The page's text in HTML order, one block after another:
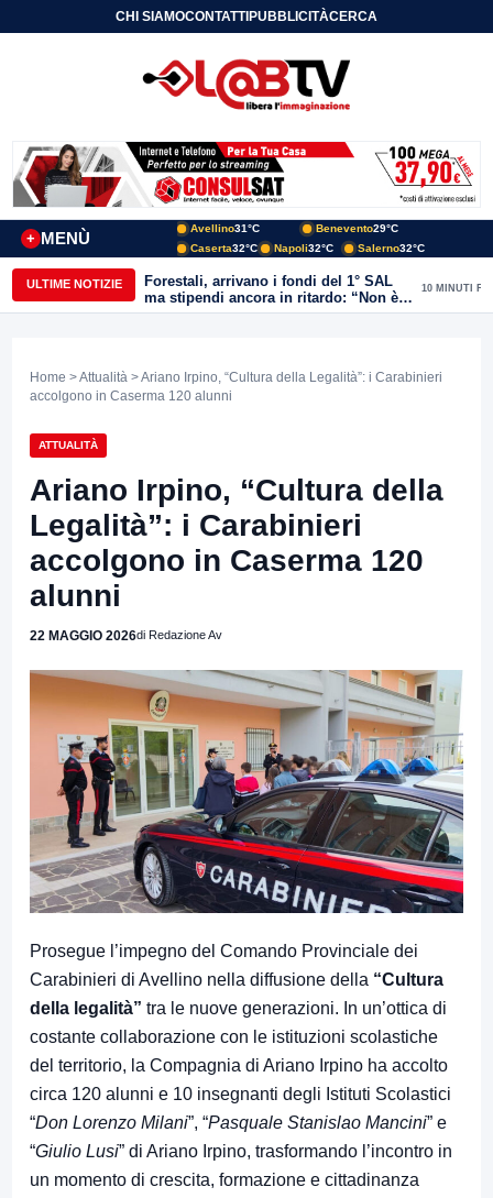
CHI SIAMOCONTATTIPUBBLICITÀCERCA
MENÙ
+
Avellino31°C Benevento29°C
Caserta32°C Napoli32°C Salerno32°C
ULTIME NOTIZIE
Forestali, arrivano i fondi del 1° SAL
ma stipendi ancora in ritardo: “Non è
più sostenibile”
10 MINUTI FA
Home >Attualità > Ariano Irpino, “Cultura della Legalità”: i Carabinieri
accolgono in Caserma 120 alunni
ATTUALITÀ
Ariano Irpino, “Cultura della
Legalità”: i Carabinieri
accolgono in Caserma 120
alunni
22 MAGGIO 2026di Redazione Av
Prosegue l’impegno del Comando Provinciale dei
Carabinieri di Avellino nella diffusione della “Cultura
della legalità” tra le nuove generazioni. In un’ottica di
costante collaborazione con le istituzioni scolastiche
del territorio, la Compagnia di Ariano Irpino ha accolto
circa 120 alunni e 10 insegnanti degli Istituti Scolastici
“Don Lorenzo Milani”, “Pasquale Stanislao Mancini” e
“Giulio Lusi” di Ariano Irpino, trasformando l’incontro in
un momento di crescita, formazione e cittadinanza